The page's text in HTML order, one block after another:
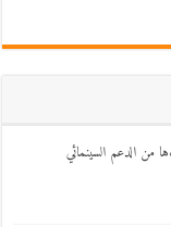
من الدعم السينمائي